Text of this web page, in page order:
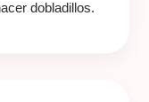
dobladillos.